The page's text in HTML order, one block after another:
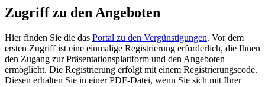
Zugriff zu den Angeboten
Hier finden Sie die das Portal zu den Vergünstigungen. Vor dem
ersten Zugriff ist eine einmalige Registrierung erforderlich, die Ihnen
den Zugang zur Präsentationsplattform und den Angeboten
ermöglicht. Die Registrierung erfolgt mit einem Registrierungscode.
Diesen erhalten Sie in einer PDF-Datei, wenn Sie sich mit Ihrer